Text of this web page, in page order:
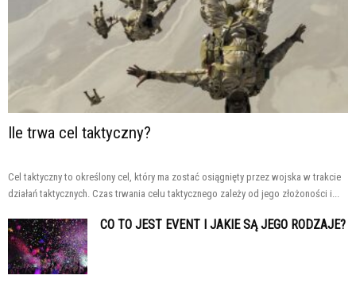
Ile trwa cel taktyczny?
Cel taktyczny to określony cel, który ma zostać osiągnięty przez wojska w trakcie
działań taktycznych. Czas trwania celu taktycznego zależy od jego złożoności i...
CO TO JEST EVENT I JAKIE SĄ JEGO RODZAJE?